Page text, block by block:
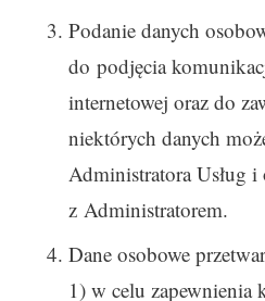
Podanie danych
do podjęcia
internetowej oraz do
niektórych danych
Administratora Usług
z Administratorem.
Dane osobowe
1) w celu